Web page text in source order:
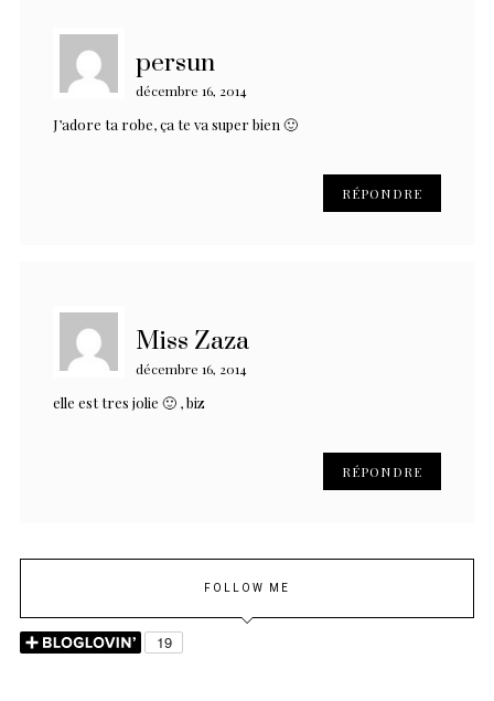
persun
décembre 16, 2014
J’adore ta robe, ça te va super bien 🙂
RÉPONDRE
Miss Zaza
décembre 16, 2014
elle est tres jolie 🙂 , biz
RÉPONDRE
FOLLOW ME